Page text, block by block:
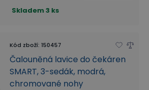
Skladem3 ks
Kód zboží: 150457
Čalouněná lavice do čekáren
SMART, 3-sedák, modrá,
chromované nohy